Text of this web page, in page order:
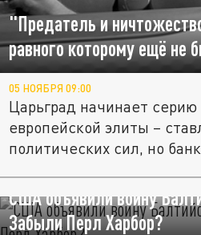
"Предатель и
равного которому ещё не
05 НОЯБРЯ 09:00
Царьград начинает серию
европейской элиты –
политических сил, но
США объявили войну
Забыли Перл Харбор?